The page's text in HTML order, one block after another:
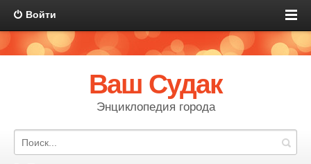
Войти
Ваш Судак
Энциклопедия города